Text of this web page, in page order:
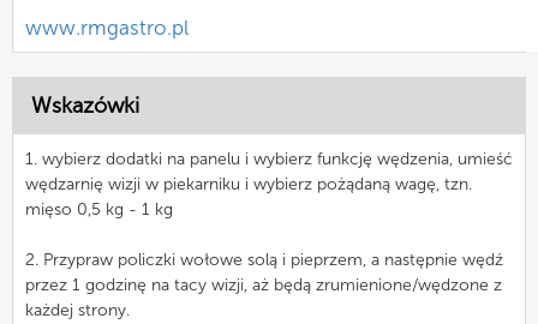
www.rmgastro.pl
Wskazówki
1. wybierz dodatki na panelu i wybierz funkcję wędzenia, umieść
wędzarnię wizji w piekarniku i wybierz pożądaną wagę, tzn.
mięso 0,5 kg - 1 kg
2. Przypraw policzki wołowe solą i pieprzem, a następnie wędź
przez 1 godzinę na tacy wizji, aż będą zrumienione/wędzone z
każdej strony.